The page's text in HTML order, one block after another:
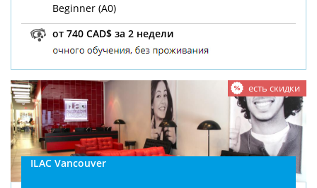
Beginner (A0)
от 740 CAD$ за 2 недели
ILAC Vancouver
есть скидки